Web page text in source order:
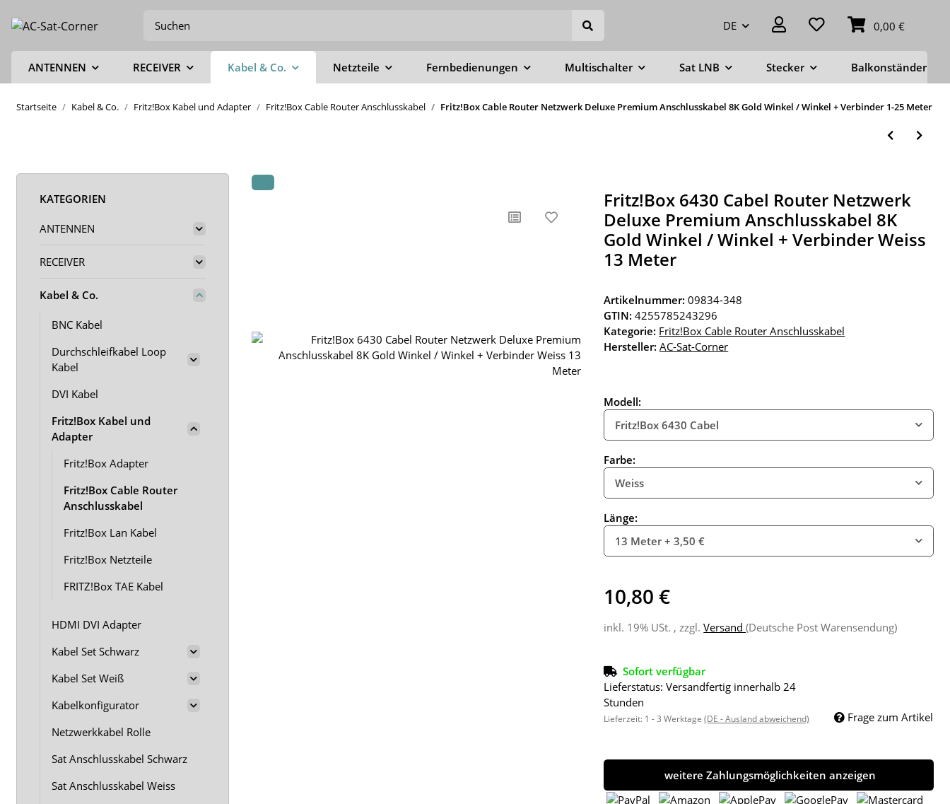
DE 0,00 €
ANTENNEN RECEIVER Kabel & Co. Netzteile Fernbedienungen Multischalter Sat LNB Stecker Balkonständer
Startseite Kabel & Co. Fritz!Box Kabel und Adapter Fritz!Box Cable Router Anschlusskabel Fritz!Box Cable Router Netzwerk Deluxe Premium Anschlusskabel 8K Gold Winkel / Winkel + Verbinder 1-25 Meter
Fritz!Box 6430 Cabel Router Netzwerk
Deluxe Premium Anschlusskabel 8K
Gold Winkel / Winkel + Verbinder Weiss
13 Meter
Artikelnummer:09834-348
GTIN: 4255785243296
Kategorie: Fritz!Box Cable Router Anschlusskabel
Hersteller: AC-Sat-Corner
Modell:
Fritz!Box 6430 Cabel
Farbe:
Weiss
Länge:
13 Meter + 3,50 €
10,80 €
inkl. 19% USt. , zzgl.Versand(Deutsche Post Warensendung)
Sofort verfügbar
Lieferstatus: Versandfertig innerhalb 24
Stunden
Lieferzeit: 1 - 3 Werktage(DE - Ausland abweichend) Frage zum Artikel
weitere Zahlungsmöglichkeiten anzeigen
KATEGORIEN
ANTENNEN
RECEIVER
Kabel & Co.
BNC Kabel
Durchschleifkabel Loop
Kabel
DVI Kabel
Fritz!Box Kabel und
Adapter
Fritz!Box Adapter
Fritz!Box Cable Router
Anschlusskabel
Fritz!Box Lan Kabel
Fritz!Box Netzteile
FRITZ!Box TAE Kabel
HDMI DVI Adapter
Kabel Set Schwarz
Kabel Set Weiß
Kabelkonfigurator
Netzwerkkabel Rolle
Sat Anschlusskabel Schwarz
Sat Anschlusskabel Weiss